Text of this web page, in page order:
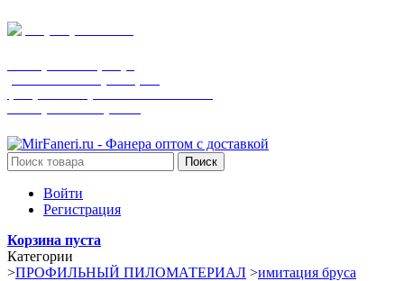
Поиск
Войти
Регистрация
Корзина пуста
Категории
>ПРОФИЛЬНЫЙ ПИЛОМАТЕРИАЛ >имитация бруса